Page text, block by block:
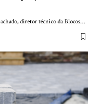
diretor técnico da Blocos…